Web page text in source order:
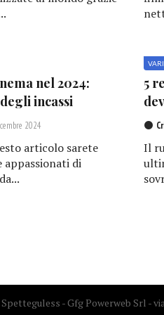
nel 2024:
incassi
2024
articolo sarete
appassionati di
5
Il
- Gfg Powerweb Srl -